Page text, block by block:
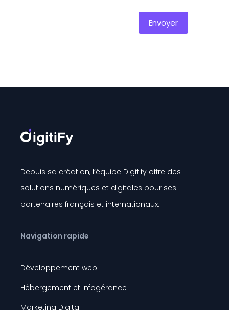
Envoyer
Depuis sa création, l’équipe Digitify offre des
solutions numériques et digitales pour ses
partenaires français et internationaux.
Navigation rapide
Développement web
Hébergement et infogérance
Marketing Digital